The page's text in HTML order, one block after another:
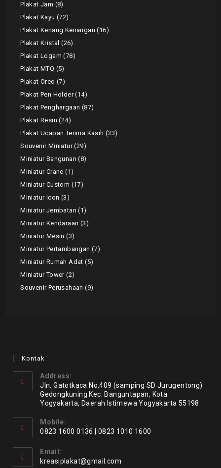
Plakat Jam
8
Plakat Kayu
72
Plakat Kenang Kenangan
16
Plakat Kristal
26
Plakat Logam 78
Plakat MTQ
5
Plakat Oreo
7
Plakat Pen Holder 14
Plakat Penghargaan
87
Plakat Resin 24
Plakat Ucapan Terima Kasih
33
Souvenir Miniatur 29
Miniatur Bangunan 8
Miniatur Crane
1
Miniatur Custom
17
Miniatur Icon
3
Miniatur Jembatan
1
Miniatur Kendaraan
3
Miniatur Mesin
3
Miniatur Pertambangan
7
Miniatur Rumah Adat
5
Miniatur Tower 2
Souvenir Perusahaan
9
Kontak
Address:
Jln. Gatotkaca No.409 (samping SD Jurugentong)
Gedongkuning Kec. Banguntapan, Kota
Yogyakarta, Daerah Istimewa Yogyakarta 55198
Mobile:
0823 1600 0136 | 0823 1010 1600
Email:
kreasiplakat@gmail.com